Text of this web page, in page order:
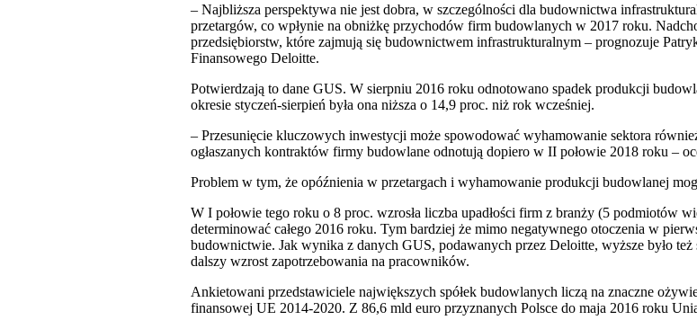
– Najbliższa perspektywa nie jest dobra, w szczególności dla budownictwa
przetargów, co wpłynie na obniżkę przychodów firm budowlanych w 2017 roku.
przedsiębiorstw, które zajmują się budownictwem infrastrukturalnym – prognozuje
Finansowego Deloitte.
Potwierdzają to dane GUS. W sierpniu 2016 roku odnotowano spadek produkcji
okresie styczeń-sierpień była ona niższa o 14,9 proc. niż rok wcześniej.
– Przesunięcie kluczowych inwestycji może spowodować wyhamowanie sektora
ogłaszanych kontraktów firmy budowlane odnotują dopiero w II połowie 2018 roku –
Problem w tym, że opóźnienia w przetargach i wyhamowanie produkcji budowlanej
W I połowie tego roku o 8 proc. wzrosła liczba upadłości firm z branży (5 podmiotów
determinować całego 2016 roku. Tym bardziej że mimo negatywnego otoczenia w
budownictwie. Jak wynika z danych GUS, podawanych przez Deloitte, wyższe było
dalszy wzrost zapotrzebowania na pracowników.
Ankietowani przedstawiciele największych spółek budowlanych liczą na znaczne
finansowej UE 2014-2020. Z 86,6 mld euro przyznanych Polsce do maja 2016 roku